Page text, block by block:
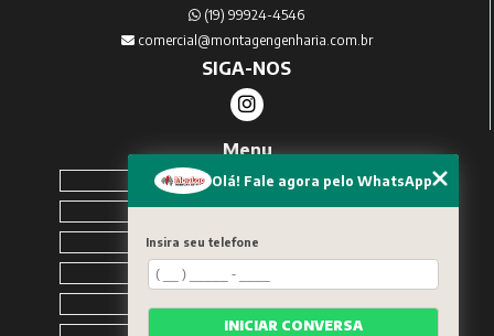
(19) 99924-4546
comercial@montagengenharia.com.br
SIGA-NOS
Menu
Home
Sobre Nós
Serviços
Contato
Olá! Fale agora pelo WhatsApp
Insira seu telefone
INICIAR CONVERSA